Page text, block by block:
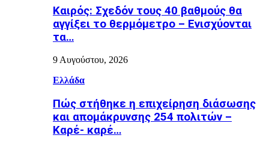
Καιρός: Σχεδόν τους 40 βαθμούς θα
αγγίξει το θερμόμετρο – Ενισχύονται
τα…
9 Αυγούστου, 2026
Ελλάδα
Πώς στήθηκε η επιχείρηση διάσωσης
και απομάκρυνσης 254 πολιτών –
Καρέ- καρέ…